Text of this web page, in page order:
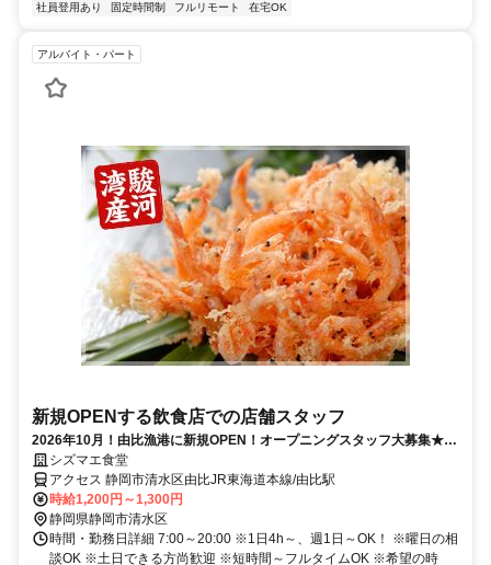
社員登用あり 固定時間制 フルリモート 在宅OK
アルバイト・パート
新規OPENする飲食店での店舗スタッフ
2026年10月！由比漁港に新規OPEN！オープニングスタッフ大募集★週
1日～OK◎短時間OK♪
シズマエ食堂
アクセス 静岡市清水区由比JR東海道本線/由比駅
時給1,200円～1,300円
静岡県静岡市清水区
時間・勤務日詳細 7:00～20:00 ※1日4h～、週1日～OK！ ※曜日の相
談OK ※土日できる方尚歓迎 ※短時間～フルタイムOK ※希望の時